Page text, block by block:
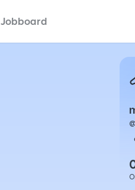
Jobboard